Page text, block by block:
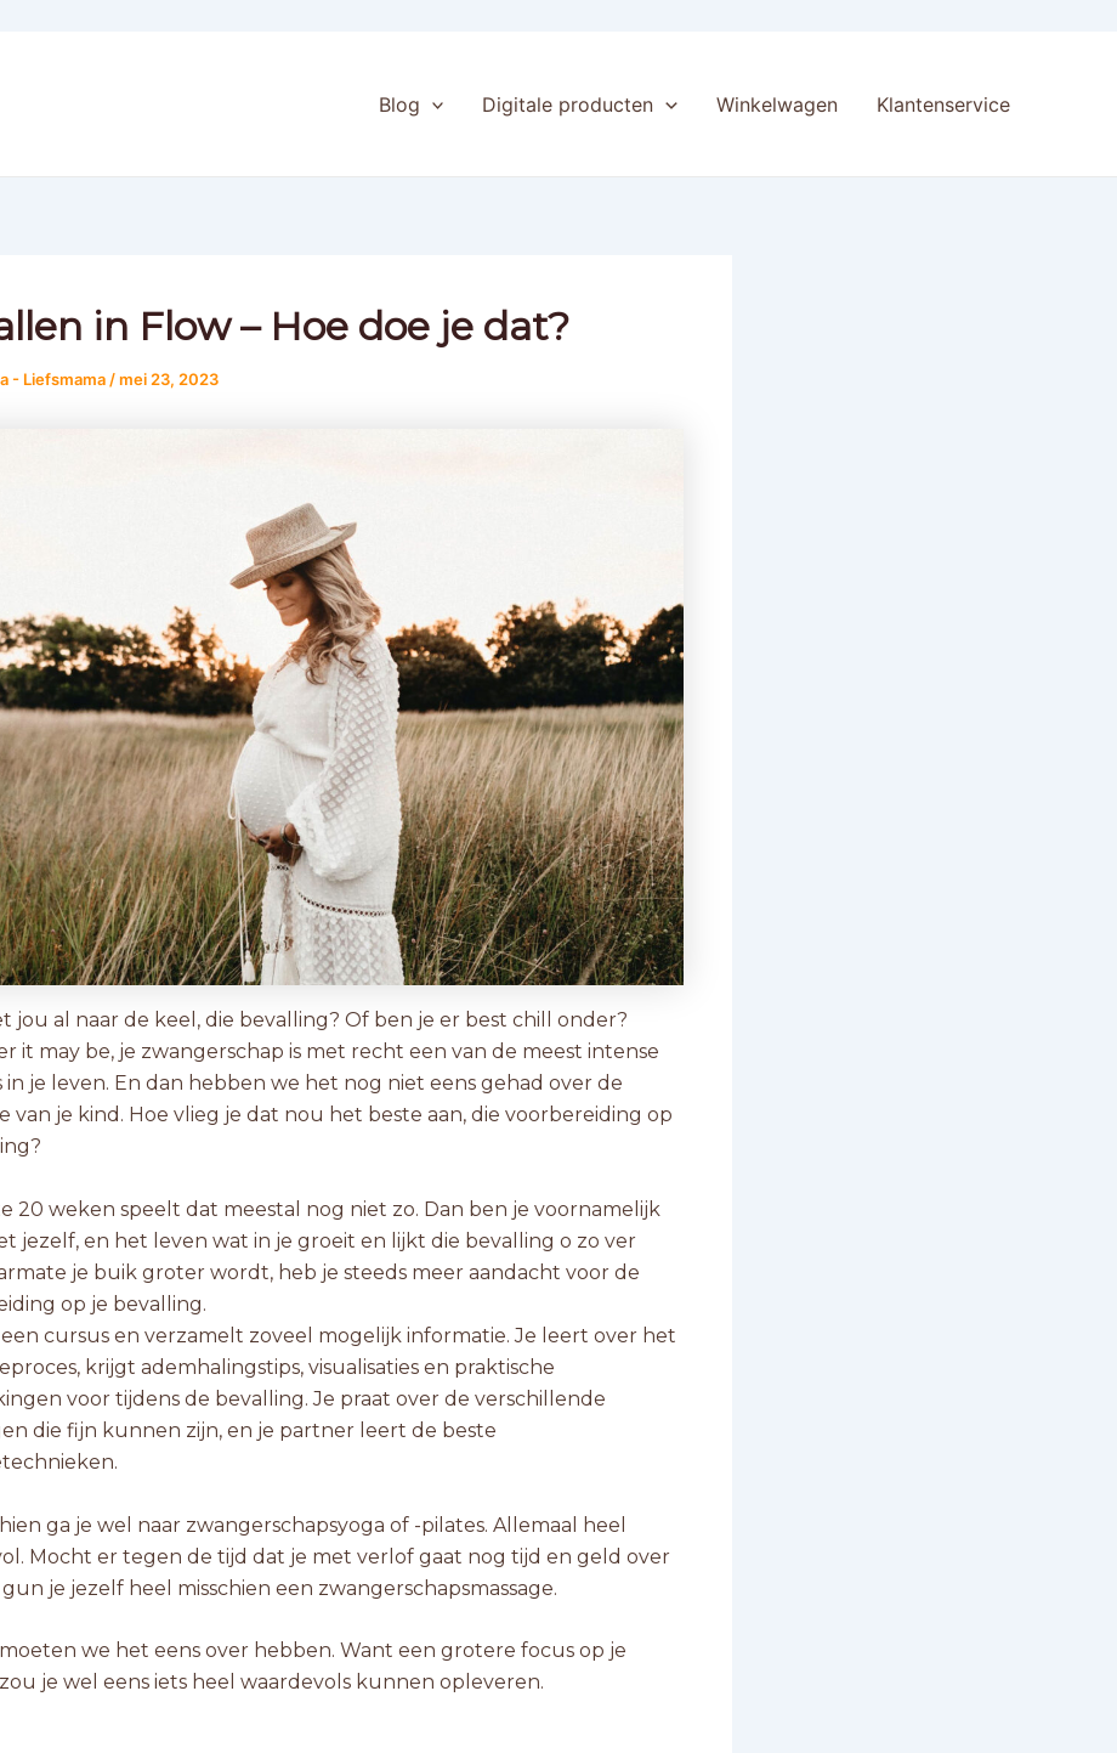
Blog Digitale producten Winkelwagen Klantenservice
in Flow – Hoe doe je dat?
- Liefsmama /mei 23, 2023
jou al naar de keel, die bevalling? Of ben je er best chill onder?
it may be, je zwangerschap is met recht een van de meest intense
in je leven. En dan hebben we het nog niet eens gehad over de
van je kind. Hoe vlieg je dat nou het beste aan, die voorbereiding op
20 weken speelt dat meestal nog niet zo. Dan ben je voornamelijk
jezelf, en het leven wat in je groeit en lijkt die bevalling o zo ver
je buik groter wordt, heb je steeds meer aandacht voor de
op je bevalling.
cursus en verzamelt zoveel mogelijk informatie. Je leert over het
krijgt ademhalingstips, visualisaties en praktische
voor tijdens de bevalling. Je praat over de verschillende
die fijn kunnen zijn, en je partner leert de beste
ga je wel naar zwangerschapsyoga of -pilates. Allemaal heel
Mocht er tegen de tijd dat je met verlof gaat nog tijd en geld over
je jezelf heel misschien een zwangerschapsmassage.
we het eens over hebben. Want een grotere focus op je
zou je wel eens iets heel waardevols kunnen opleveren.